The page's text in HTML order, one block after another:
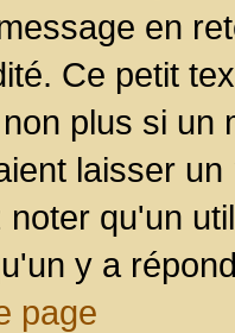
en
Ce petit
plus si un
laisser
noter qu'un
y a
page